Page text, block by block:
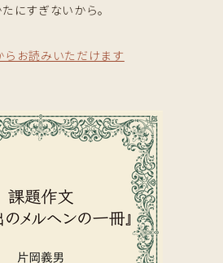
にすぎないから。
らお読みいただけます